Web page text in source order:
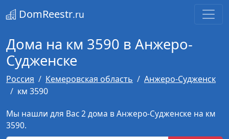
DomReestr.ru
Дома на км 3590 в Анжеро-
Судженске
Россия Кемеровская область
Анжеро-Судженск
км 3590
Мы нашли для Вас 2 дома в Анжеро-Судженске на км
3590.